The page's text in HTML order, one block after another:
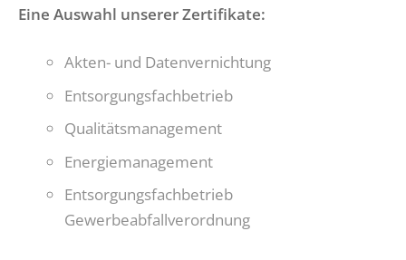
Eine Auswahl unserer Zertifikate:
Akten- und Datenvernichtung
Entsorgungsfachbetrieb
Qualitätsmanagement
Energiemanagement
Entsorgungsfachbetrieb
Gewerbeabfallverordnung